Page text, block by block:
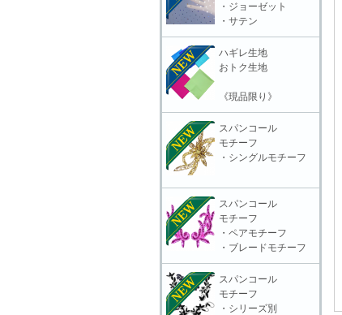
・ジョーゼット
・サテン
ハギレ生地
おトク生地
《現品限り》
スパンコール
モチーフ
・シングルモチーフ
スパンコール
モチーフ
・ペアモチーフ
・ブレードモチーフ
スパンコール
モチーフ
・シリーズ別